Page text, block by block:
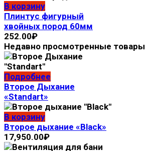
В корзину
Плинтус фигурный
хвойных пород 60мм
252.00₽
Недавно просмотренные товары
Подробнее
Второе Дыхание
«Standart»
В корзину
Второе дыхание «Black»
17,950.00₽